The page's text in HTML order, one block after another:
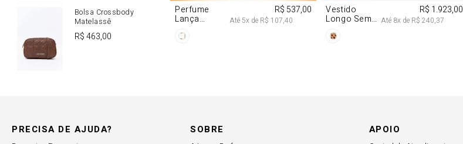
Bolsa Crossbody
Matelassê
R$463,00
Perfume
Lança
R$ 537,00
Até 5x de R$ 107,40
Vestido
Longo Sem
Chiffon
R$ 1.923,00
Até 8x de R$ 240,37
PRECISA DE AJUDA? SOBRE APOIO